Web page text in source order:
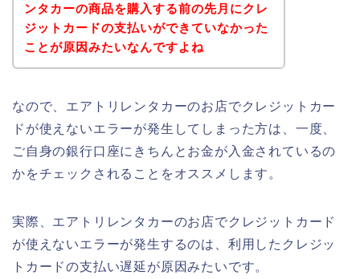
ンタカーの商品を購入する前の先月にクレ
ジットカードの支払いができていなかった
ことが原因みたいなんですよね
なので、エアトリレンタカーのお店でクレジットカー
ドが使えないエラーが発生してしまった方は、一度、
ご自身の銀行口座にきちんとお金が入金されているの
かをチェックされることをオススメします。
実際、エアトリレンタカーのお店でクレジットカード
が使えないエラーが発生するのは、利用したクレジッ
トカードの支払い遅延が原因みたいです。